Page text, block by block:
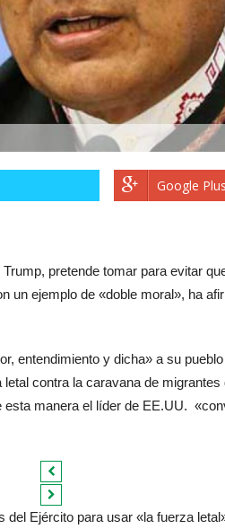
Google Plus
pretende tomar para evitar
un ejemplo de «doble moral», ha
entendimiento y dicha» a su
contra la caravana de migrantes
manera el líder de EE.UU.
Ejército para usar «la fuerza